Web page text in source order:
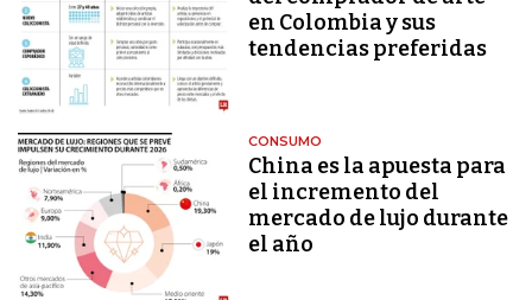
en Colombia y sus
tendencias preferidas
CONSUMO
China es la apuesta para
el incremento del
mercado de lujo durante
el año